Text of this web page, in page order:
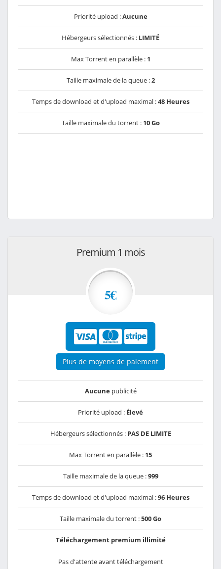
Priorité upload :Aucune
Hébergeurs sélectionnés : LIMITÉ
Max Torrent en parallèle : 1
Taille maximale de la queue :2
Temps de download et d'upload maximal :48 Heures
Taille maximale du torrent : 10 Go
Premium 1 mois
5€
Plus de moyens de paiement
Aucunepublicité
Priorité upload : Élevé
Hébergeurs sélectionnés : PAS DE LIMITE
Max Torrent en parallèle : 15
Taille maximale de la queue :999
Temps de download et d'upload maximal :96 Heures
Taille maximale du torrent :500 Go
Téléchargement premium illimité
Pas d'attente avant téléchargement